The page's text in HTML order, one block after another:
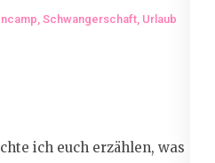
, Schwangerschaft, Urlaub
ich euch erzählen, was